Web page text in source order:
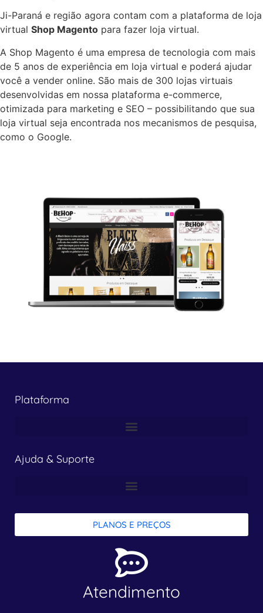
Ji-Paraná e região agora contam com a plataforma de loja
virtual Shop Magento para fazer loja virtual.
A Shop Magento é uma empresa de tecnologia com mais
de 5 anos de experiência em loja virtual e poderá ajudar
você a vender online. São mais de 300 lojas virtuais
desenvolvidas em nossa plataforma e-commerce,
otimizada para marketing e SEO – possibilitando que sua
loja virtual seja encontrada nos mecanismos de pesquisa,
como o Google.
Plataforma
Ajuda & Suporte
PLANOS E PREÇOS
Atendimento